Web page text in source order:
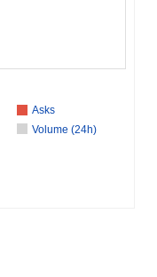
Asks
Volume (24h)